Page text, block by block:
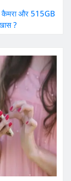
और 515GB
?